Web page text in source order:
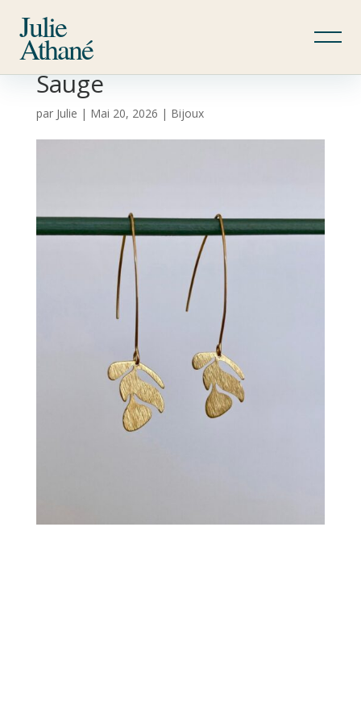
Julie
Athané
Sauge
par Julie | Mai 20, 2026 | Bijoux